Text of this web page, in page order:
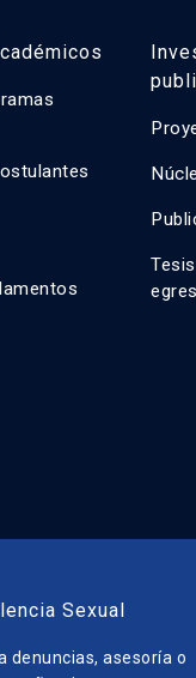
Sexual
denuncias, asesoría o